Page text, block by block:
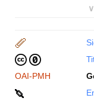
∨
OAI-PMH